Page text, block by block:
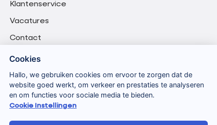
Klantenservice
Vacatures
Contact
Cookies
Hallo, we gebruiken cookies om ervoor te zorgen dat de
website goed werkt, om verkeer en prestaties te analyseren
en om functies voor sociale media te bieden.
Cookie Instellingen